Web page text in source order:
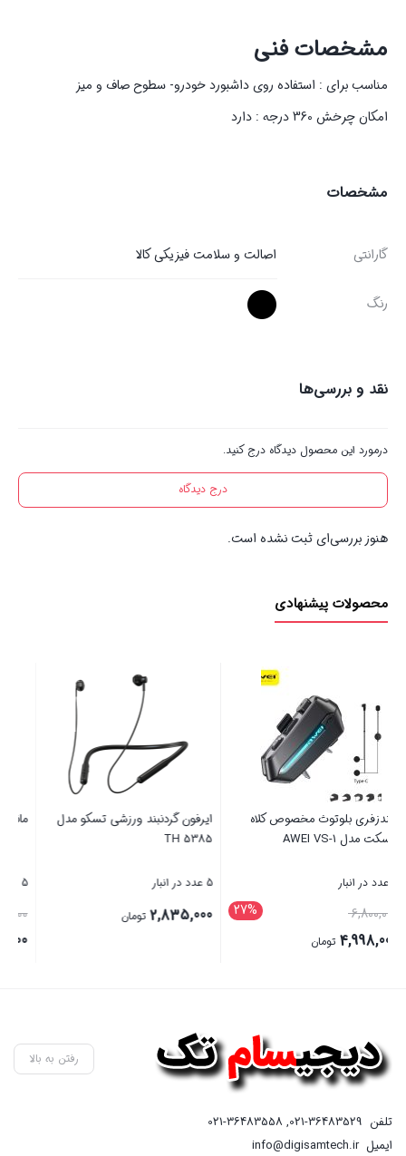
مشخصات فنی
مناسب برای : استفاده روی داشبورد خودرو- سطوح صاف و میز
امکان چرخش 360 درجه : دارد
مشخصات
گارانتی اصالت و سلامت فیزیکی کالا
رنگ
نقد و بررسی‌ها
درمورد این محصول دیدگاه درج کنید.
درج دیدگاه
هنوز بررسی‌ای ثبت نشده است.
محصولات پیشنهادی
ایرفون گردنبند ورزشی تسکو مدل
TH 5385
5 عدد در انبار
2,835,000
مانیتور خودرو STELOCK مدل TS7
5 عدد در انبار
9% 21,000,000قیمت
است.
رفتن به بالا
تلفن 021-36483529
,
021-36483558
ایمیلinfo@digisamtech.ir